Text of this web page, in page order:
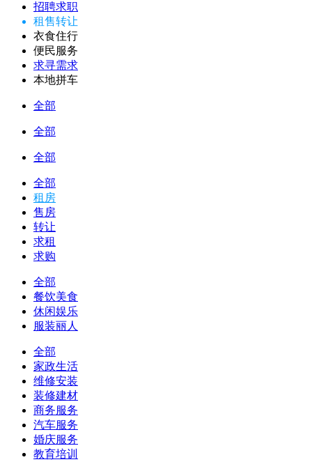
招聘求职
租售转让
衣食住行
便民服务
求寻需求
本地拼车
全部
全部
全部
全部
租房
售房
转让
求租
求购
全部
餐饮美食
休闲娱乐
服装丽人
全部
家政生活
维修安装
装修建材
商务服务
汽车服务
婚庆服务
教育培训